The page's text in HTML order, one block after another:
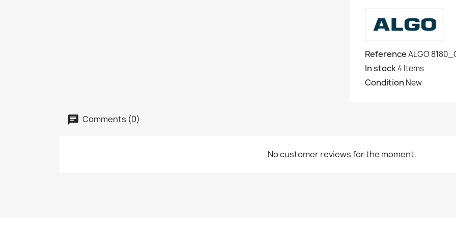
ReferenceALGO
In stock4 Items
Condition New
Comments (0)
No customer reviews for the moment.